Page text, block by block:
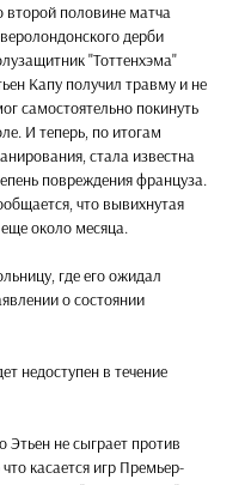
второй половине матча
дерби
"Тоттенхэма"
Капу получил травму и не
самостоятельно покинуть
И теперь, по итогам
стала известна
повреждения француза.
что вывихнутая
около месяца.
где его ожидал
о состоянии
недоступен в течение
Этьен не сыграет против
касается игр Премьер-